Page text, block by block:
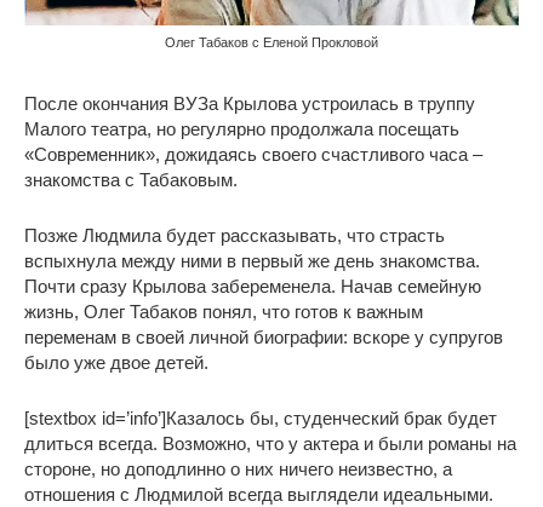
Олег Табаков с Еленой Прокловой
После окончания ВУЗа Крылова устроилась в труппу
Малого театра, но регулярно продолжала посещать
«Современник», дожидаясь своего счастливого часа –
знакомства с Табаковым.
Позже Людмила будет рассказывать, что страсть
вспыхнула между ними в первый же день знакомства.
Почти сразу Крылова забеременела. Начав семейную
жизнь, Олег Табаков понял, что готов к важным
переменам в своей личной биографии: вскоре у супругов
было уже двое детей.
[stextbox id=’info’]Казалось бы, студенческий брак будет
длиться всегда. Возможно, что у актера и были романы на
стороне, но доподлинно о них ничего неизвестно, а
отношения с Людмилой всегда выглядели идеальными.